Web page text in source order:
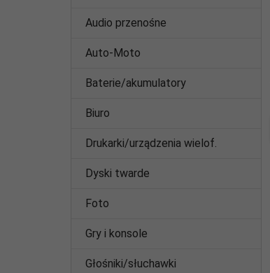
Audio przenośne
Auto-Moto
Baterie/akumulatory
Biuro
Drukarki/urządzenia wielof.
Dyski twarde
Foto
Gry i konsole
Głośniki/słuchawki